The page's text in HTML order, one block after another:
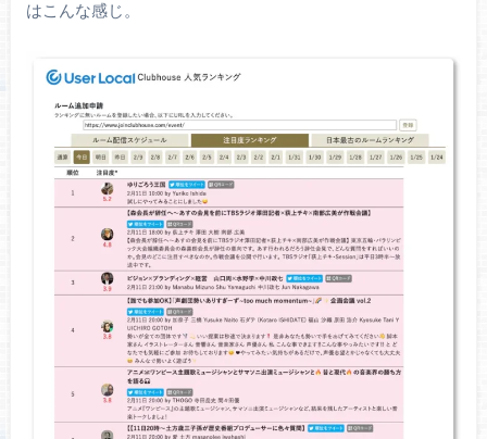
はこんな感じ。